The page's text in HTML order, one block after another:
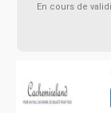
En cours de